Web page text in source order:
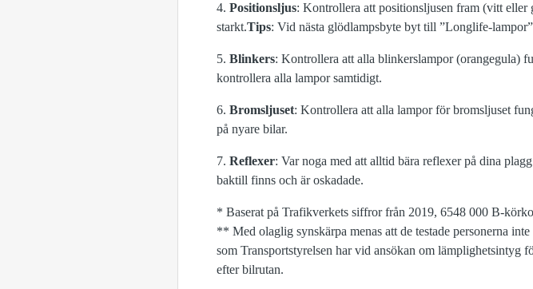
4. Positionsljus: Kontrollera att positionsljusen fram (vitt
starkt.Tips: Vid nästa glödlampsbyte byt till ”Longlife-
5. Blinkers: Kontrollera att alla blinkerslampor (orangegula)
kontrollera alla lampor samtidigt.
6. Bromsljuset: Kontrollera att alla lampor för bromsljuset
på nyare bilar.
7. Reflexer: Var noga med att alltid bära reflexer på dina
baktill finns och är oskadade.
* Baserat på Trafikverkets siffror från 2019, 6548 000 B-
** Med olaglig synskärpa menas att de testade personerna
som Transportstyrelsen har vid ansökan om lämplighetsintyg
efter bilrutan.